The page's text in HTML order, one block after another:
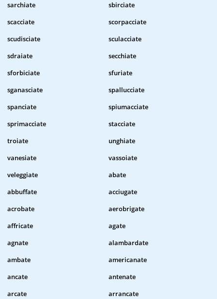
sarchiate
sbirciate
scacciate
scorpacciate
scudisciate
sculacciate
sdraiate
secchiate
sforbiciate
sfuriate
sganasciate
spallucciate
spanciate
spiumacciate
sprimacciate
stacciate
troiate
unghiate
vanesiate
vassoiate
veleggiate
abate
abbuffate
acciugate
acrobate
aerobrigate
affricate
agate
agnate
alambardate
ambate
americanate
ancate
antenate
arcate
arrancate